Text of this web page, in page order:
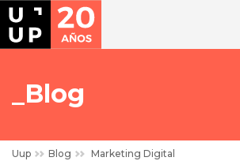
Blog
Uup Blog Marketing Digital